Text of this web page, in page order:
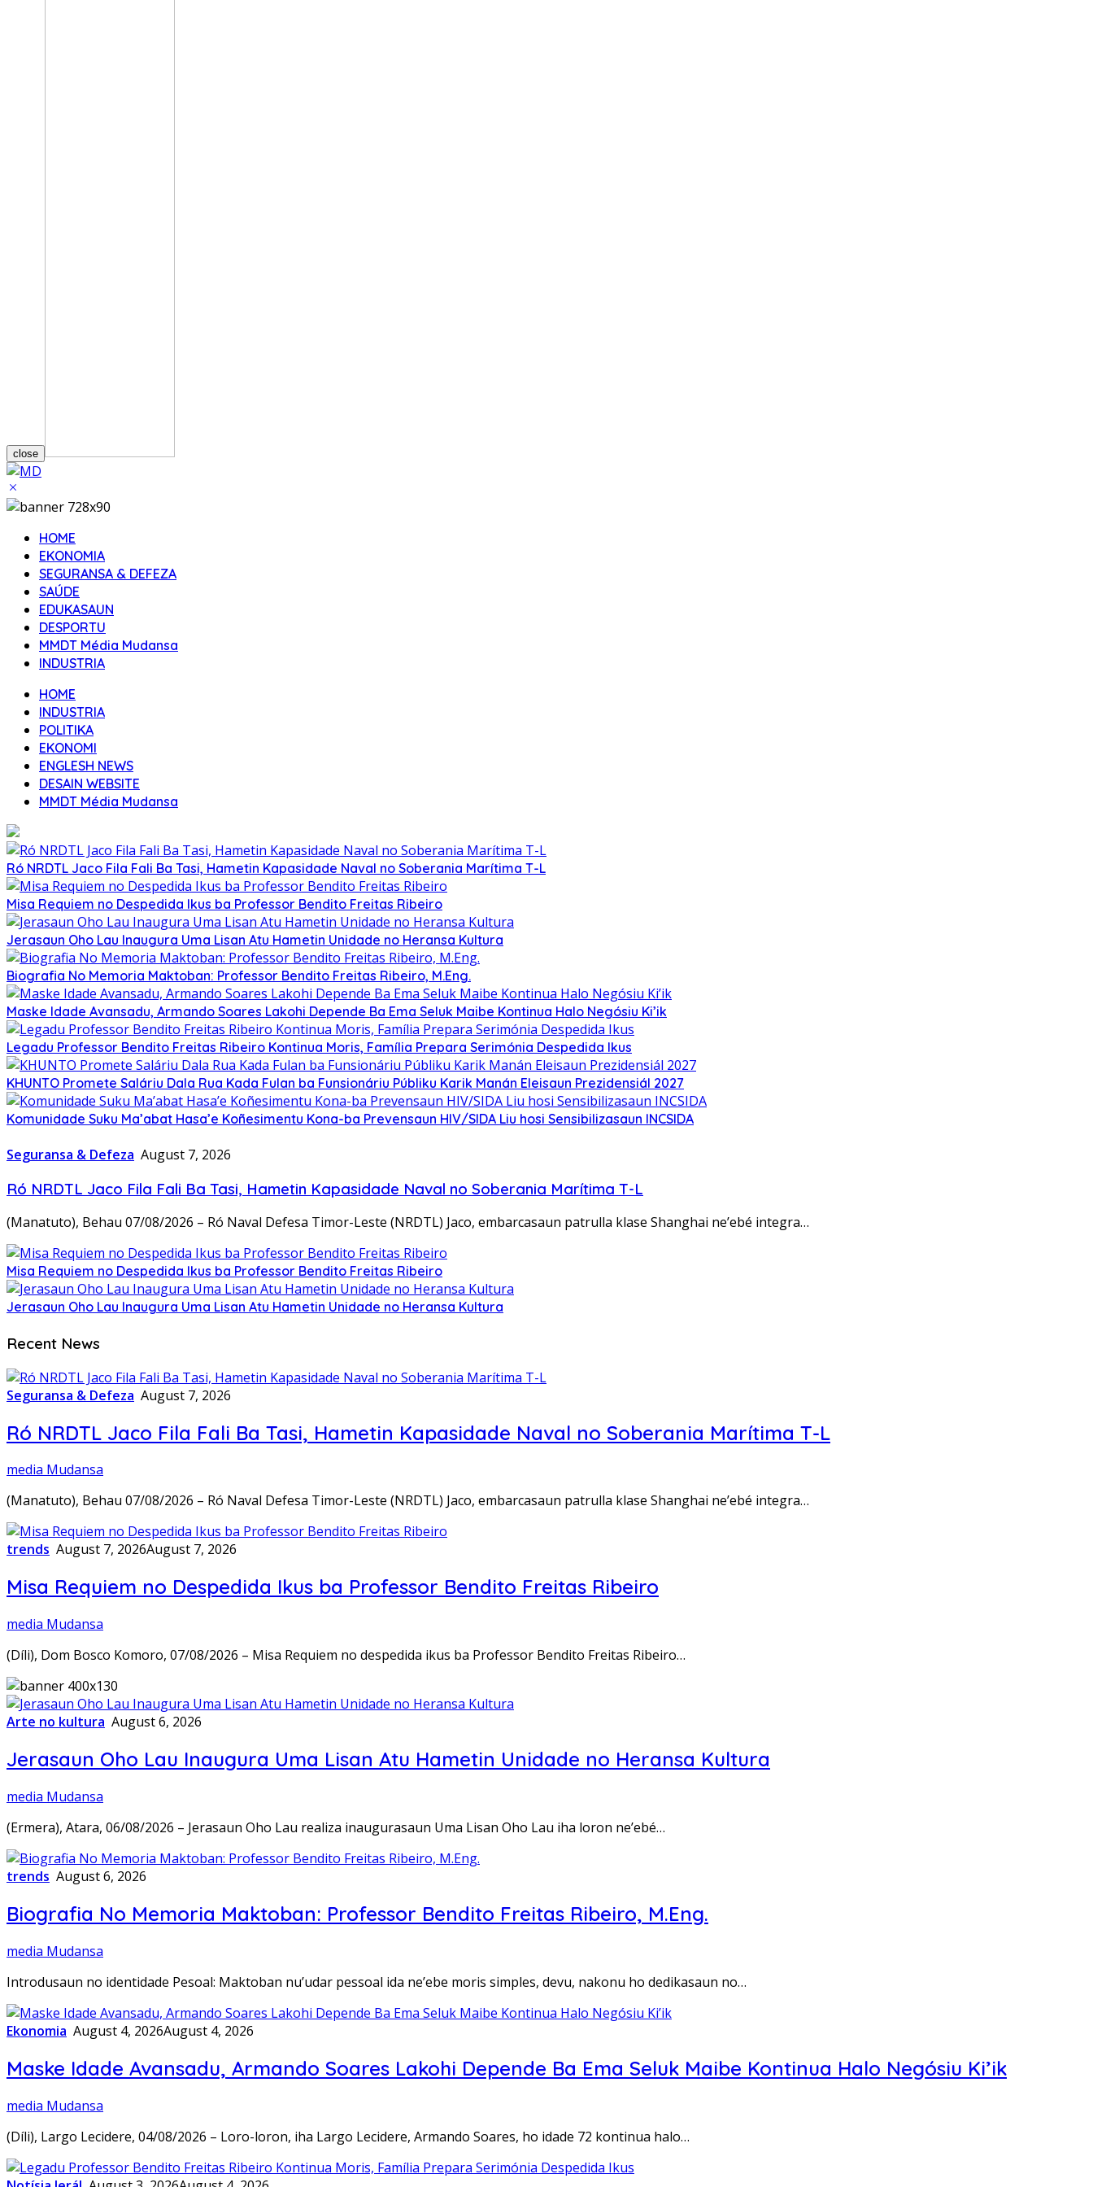
close
HOME
EKONOMIA
SEGURANSA & DEFEZA
SAÚDE
EDUKASAUN
DESPORTU
MMDT Média Mudansa
INDUSTRIA
HOME
INDUSTRIA
POLITIKA
EKONOMI
ENGLESH NEWS
DESAIN WEBSITE
MMDT Média Mudansa
Ró NRDTL Jaco Fila Fali Ba Tasi, Hametin Kapasidade Naval no Soberania Marítima T-L
Misa Requiem no Despedida Ikus ba Professor Bendito Freitas Ribeiro
Jerasaun Oho Lau Inaugura Uma Lisan Atu Hametin Unidade no Heransa Kultura
Biografia No Memoria Maktoban: Professor Bendito Freitas Ribeiro, M.Eng.
Maske Idade Avansadu, Armando Soares Lakohi Depende Ba Ema Seluk Maibe Kontinua Halo Negósiu Ki’ik
Legadu Professor Bendito Freitas Ribeiro Kontinua Moris, Família Prepara Serimónia Despedida Ikus
KHUNTO Promete Saláriu Dala Rua Kada Fulan ba Funsionáriu Públiku Karik Manán Eleisaun Prezidensiál 2027
Komunidade Suku Ma’abat Hasa’e Koñesimentu Kona-ba Prevensaun HIV/SIDA Liu hosi Sensibilizasaun INCSIDA
Seguransa & Defeza August 7, 2026
Ró NRDTL Jaco Fila Fali Ba Tasi, Hametin Kapasidade Naval no Soberania Marítima T-L
(Manatuto), Behau 07/08/2026 – Ró Naval Defesa Timor-Leste (NRDTL) Jaco, embarcasaun patrulla klase Shanghai ne’ebé integra…
Misa Requiem no Despedida Ikus ba Professor Bendito Freitas Ribeiro
Jerasaun Oho Lau Inaugura Uma Lisan Atu Hametin Unidade no Heransa Kultura
Recent News
Seguransa & Defeza August 7, 2026
Ró NRDTL Jaco Fila Fali Ba Tasi, Hametin Kapasidade Naval no Soberania Marítima T-L
media Mudansa
(Manatuto), Behau 07/08/2026 – Ró Naval Defesa Timor-Leste (NRDTL) Jaco, embarcasaun patrulla klase Shanghai ne’ebé integra…
trends August 7, 2026August 7, 2026
Misa Requiem no Despedida Ikus ba Professor Bendito Freitas Ribeiro
media Mudansa
(Díli), Dom Bosco Komoro, 07/08/2026 – Misa Requiem no despedida ikus ba Professor Bendito Freitas Ribeiro…
Arte no kultura August 6, 2026
Jerasaun Oho Lau Inaugura Uma Lisan Atu Hametin Unidade no Heransa Kultura
media Mudansa
(Ermera), Atara, 06/08/2026 – Jerasaun Oho Lau realiza inaugurasaun Uma Lisan Oho Lau iha loron ne’ebé…
trends August 6, 2026
Biografia No Memoria Maktoban: Professor Bendito Freitas Ribeiro, M.Eng.
media Mudansa
Introdusaun no identidade Pesoal: Maktoban nu’udar pessoal ida ne’ebe moris simples, devu, nakonu ho dedikasaun no…
Ekonomia August 4, 2026August 4, 2026
Maske Idade Avansadu, Armando Soares Lakohi Depende Ba Ema Seluk Maibe Kontinua Halo Negósiu Ki’ik
media Mudansa
(Díli), Largo Lecidere, 04/08/2026 – Loro-loron, iha Largo Lecidere, Armando Soares, ho idade 72 kontinua halo…